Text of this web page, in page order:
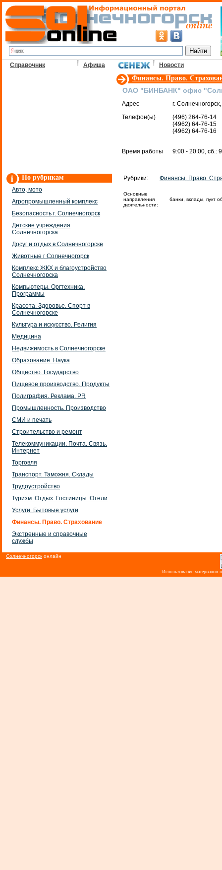
Справочник Афиша Новости
По рубрикам
Авто, мото
Агропромышленный комплекс
Безопасность г. Солнечногорск
Детские учреждения
Солнечногорска
Досуг и отдых в Солнечногорске
Животные г Солнечногорск
Комплекс ЖКХ и благоустройство
Солнечногорска
Компьютеры. Оргтехника.
Программы
Красота. Здоровье. Спорт в
Солнечногорске
Культура и искусство. Религия
Медицина
Недвижимость в Солнечногорске
Образование. Наука
Общество. Государство
Пищевое производство. Продукты
Полиграфия. Реклама. PR
Промышленность. Производство
СМИ и печать
Строительство и ремонт
Телекоммуникации. Почта. Связь.
Интернет
Торговля
Транспорт. Таможня. Склады
Трудоустройство
Туризм. Отдых. Гостиницы. Отели
Услуги. Бытовые услуги
Финансы. Право. Страхование
Экстренные и справочные
службы
Финансы. Право.
ОАО "БИНБАНК" офис
Адрес
г.
Телефон(ы)
(496) 264-76-14
(4962) 64-76-15
(4962) 64-76-16
Время работы 9:00 - 20:00, сб.:
Рубрики: Финансы. Право.
Основные
направления
деятельности:
банки, вклады, пукт
Солнечногорск онлайн
Использование материалов